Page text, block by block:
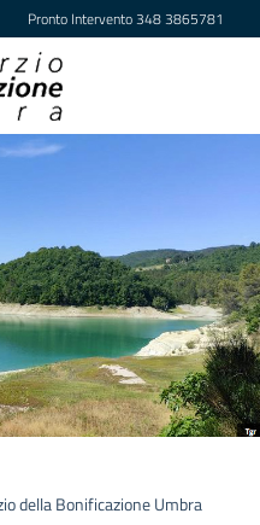
Pronto Intervento348 3865781
della Bonificazione Umbra